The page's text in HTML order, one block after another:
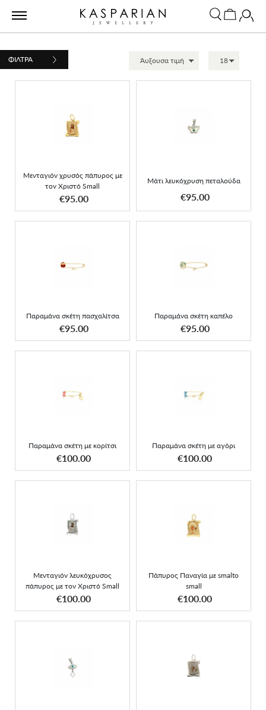
ΦΙΛΤΡΑ
Μενταγιόν χρυσός πάπυρος με
τον Χριστό Small
€95.00
Μενταγιόν χρυσός
πάπυρος με τον Χριστό
Small
ΑΠΟΚΤΗΣΕ ΤΟ
Μάτι λευκόχρυση πεταλούδα
€95.00
Μάτι λευκόχρυση
πεταλούδα
ΑΠΟΚΤΗΣΕ ΤΟ
Παραμάνα σκέτη πασχαλίτσα
€95.00
πασχαλίτσα
ΑΠΟΚΤΗΣΕ ΤΟ
Παραμάνα σκέτη καπέλο
€95.00
Παραμάνα σκέτη καπέλο
ΑΠΟΚΤΗΣΕ ΤΟ
Παραμάνα σκέτη με κορίτσι
€100.00
κορίτσι
ΑΠΟΚΤΗΣΕ ΤΟ
Παραμάνα σκέτη με αγόρι
€100.00
αγόρι
ΑΠΟΚΤΗΣΕ ΤΟ
Μενταγιόν λευκόχρυσος
πάπυρος με τον Χριστό Small
€100.00
Μενταγιόν λευκόχρυσος
πάπυρος με τον Χριστό
Small
ΑΠΟΚΤΗΣΕ ΤΟ
Πάπυρος Παναγία με smalto
small
€100.00
Πάπυρος Παναγία με
smalto small
ΑΠΟΚΤΗΣΕ ΤΟ
Μάτι με σταυρό
λευκόχρυσο
Κρεμαστό λευκόχρυση
Παναγία πάπυρος